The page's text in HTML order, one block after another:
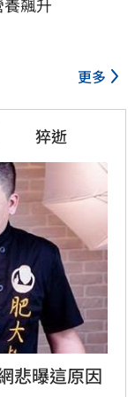
更多
猝逝
悲曝這原因